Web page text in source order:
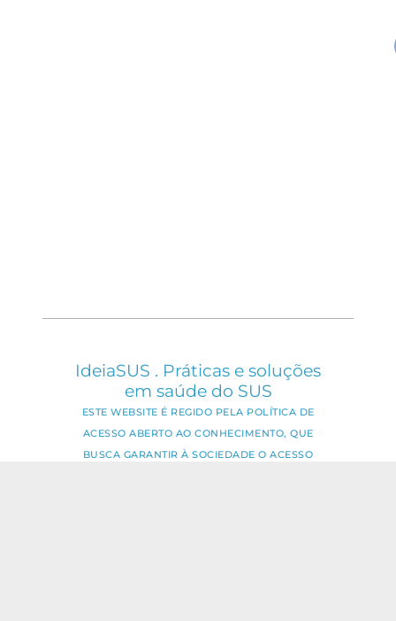
IdeiaSUS . Práticas e soluções
em saúde do SUS
ESTE WEBSITE É REGIDO PELA POLÍTICA DE
ACESSO ABERTO AO CONHECIMENTO, QUE
BUSCA GARANTIR À SOCIEDADE O ACESSO